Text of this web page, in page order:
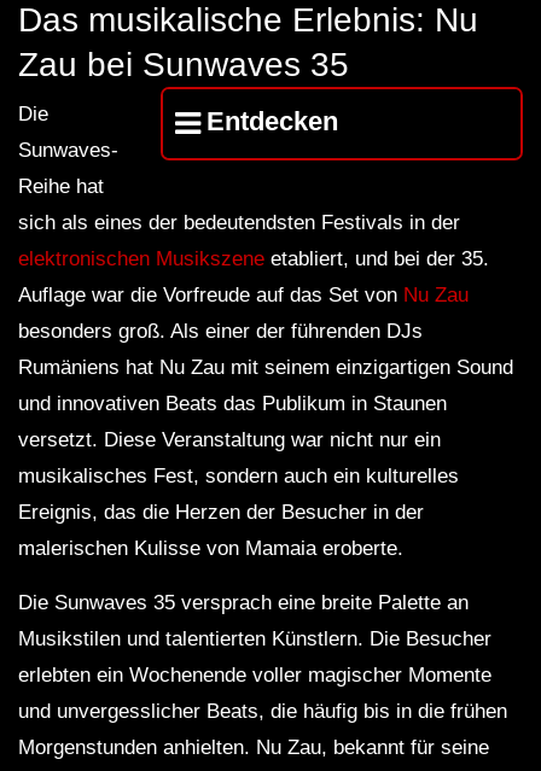
Barbara Lago @ Kappa
FuturFestival 2024
THEMBA @
Das musikalische Erlebnis: Nu
Zau bei Sunwaves 35
Entdecken
Die
Sunwaves-
Reihe hat
sich als eines der bedeutendsten Festivals in der
elektronischen Musikszene etabliert, und bei der 35.
Auflage war die Vorfreude auf das Set von Nu Zau
besonders groß. Als einer der führenden DJs
Rumäniens hat Nu Zau mit seinem einzigartigen Sound
und innovativen Beats das Publikum in Staunen
versetzt. Diese Veranstaltung war nicht nur ein
musikalisches Fest, sondern auch ein kulturelles
Ereignis, das die Herzen der Besucher in der
malerischen Kulisse von Mamaia eroberte.
Die Sunwaves 35 versprach eine breite Palette an
Musikstilen und talentierten Künstlern. Die Besucher
erlebten ein Wochenende voller magischer Momente
und unvergesslicher Beats, die häufig bis in die frühen
Morgenstunden anhielten. Nu Zau, bekannt für seine